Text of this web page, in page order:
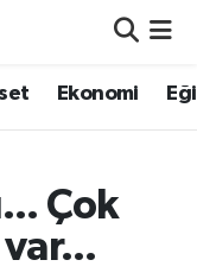
Ekonomi
Çok